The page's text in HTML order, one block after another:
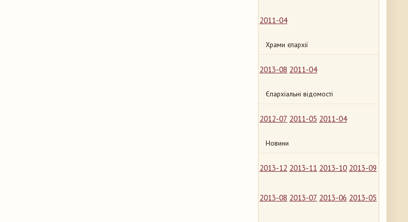
2011-04
Храми єпархії
2013-08 2011-04
Єпархіальні відомості
2012-07 2011-05 2011-04
Новини
2013-12 2013-11 2013-10 2013-09
2013-08 2013-07 2013-06 2013-05